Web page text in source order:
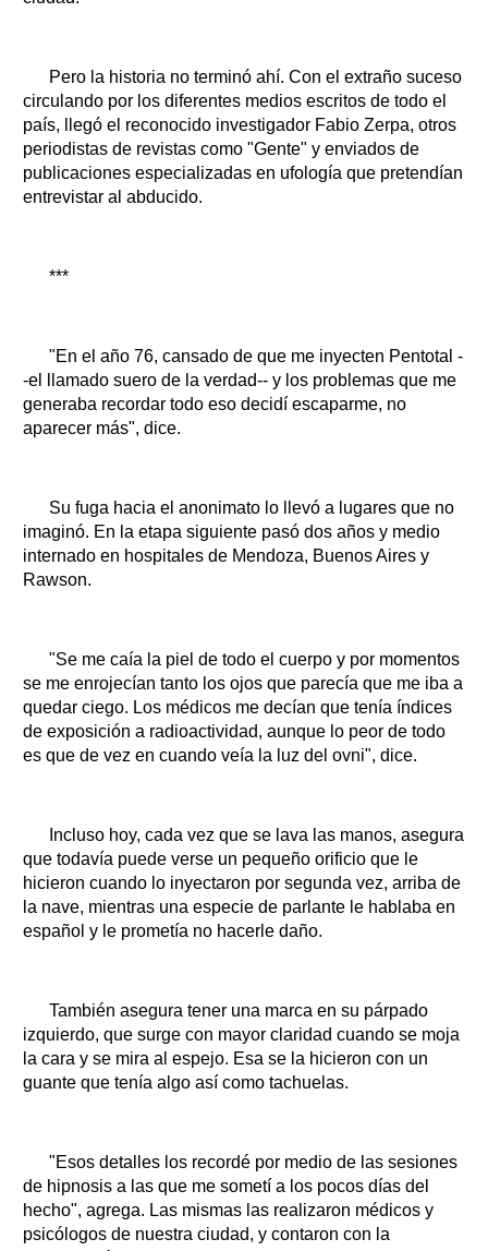
Pero la historia no terminó ahí. Con el extraño suceso
circulando por los diferentes medios escritos de todo el
país, llegó el reconocido investigador Fabio Zerpa, otros
periodistas de revistas como "Gente" y enviados de
publicaciones especializadas en ufología que pretendían
entrevistar al abducido.
***
"En el año 76, cansado de que me inyecten Pentotal -
-el llamado suero de la verdad-- y los problemas que me
generaba recordar todo eso decidí escaparme, no
aparecer más", dice.
Su fuga hacia el anonimato lo llevó a lugares que no
imaginó. En la etapa siguiente pasó dos años y medio
internado en hospitales de Mendoza, Buenos Aires y
Rawson.
"Se me caía la piel de todo el cuerpo y por momentos
se me enrojecían tanto los ojos que parecía que me iba a
quedar ciego. Los médicos me decían que tenía índices
de exposición a radioactividad, aunque lo peor de todo
es que de vez en cuando veía la luz del ovni", dice.
Incluso hoy, cada vez que se lava las manos, asegura
que todavía puede verse un pequeño orificio que le
hicieron cuando lo inyectaron por segunda vez, arriba de
la nave, mientras una especie de parlante le hablaba en
español y le prometía no hacerle daño.
También asegura tener una marca en su párpado
izquierdo, que surge con mayor claridad cuando se moja
la cara y se mira al espejo. Esa se la hicieron con un
guante que tenía algo así como tachuelas.
"Esos detalles los recordé por medio de las sesiones
de hipnosis a las que me sometí a los pocos días del
hecho", agrega. Las mismas las realizaron médicos y
psicólogos de nuestra ciudad, y contaron con la